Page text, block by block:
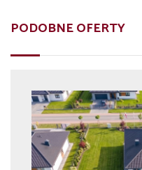
PODOBNE OFERTY